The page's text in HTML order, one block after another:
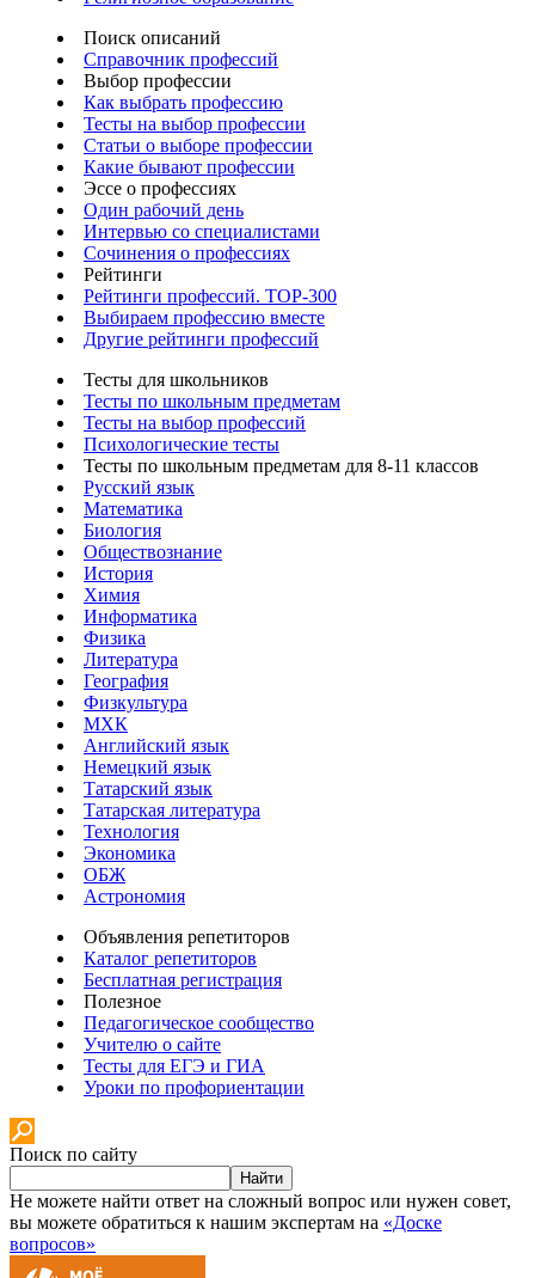
Поиск описаний
Справочник профессий
Выбор профессии
Как выбрать профессию
Тесты на выбор профессии
Статьи о выборе профессии
Какие бывают профессии
Эссе о профессиях
Один рабочий день
Интервью со специалистами
Сочинения о профессиях
Рейтинги
Рейтинги профессий. TOP-300
Выбираем профессию вместе
Другие рейтинги профессий
Тесты для школьников
Тесты по школьным предметам
Тесты на выбор профессий
Психологические тесты
Тесты по школьным предметам для 8-11 классов
Русский язык
Математика
Биология
Обществознание
История
Химия
Информатика
Физика
Литература
География
Физкультура
МХК
Английский язык
Немецкий язык
Татарский язык
Татарская литература
Технология
Экономика
ОБЖ
Астрономия
Объявления репетиторов
Каталог репетиторов
Бесплатная регистрация
Полезное
Педагогическое сообщество
Учителю о сайте
Тесты для ЕГЭ и ГИА
Уроки по профориентации
Поиск по сайту
Найти
Не можете найти ответ на сложный вопрос или нужен совет,
вы можете обратиться к нашим экспертам на «Доске
вопросов»